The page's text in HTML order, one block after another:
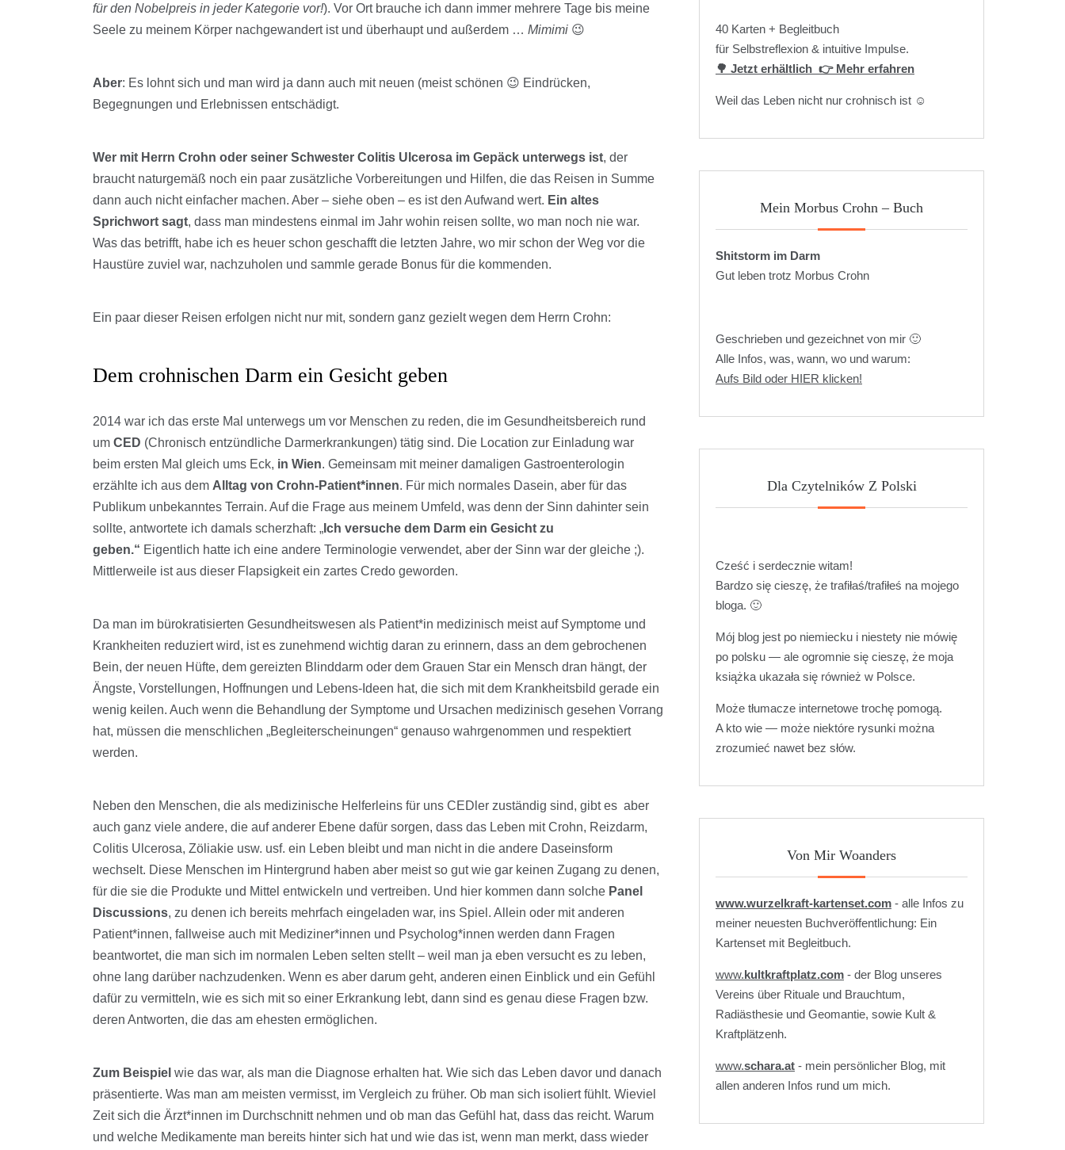
für den Nobelpreis in jeder Kategorie vor!). Vor Ort brauche ich dann immer mehrere Tage bis meine
Seele zu meinem Körper nachgewandert ist und überhaupt und außerdem … Mimimi 😉
Aber: Es lohnt sich und man wird ja dann auch mit neuen (meist schönen 😉 Eindrücken,
Begegnungen und Erlebnissen entschädigt.
Wer mit Herrn Crohn oder seiner Schwester Colitis Ulcerosa im Gepäck unterwegs ist, der
braucht naturgemäß noch ein paar zusätzliche Vorbereitungen und Hilfen, die das Reisen in Summe
dann auch nicht einfacher machen. Aber – siehe oben – es ist den Aufwand wert. Ein altes
Sprichwort sagt, dass man mindestens einmal im Jahr wohin reisen sollte, wo man noch nie war.
Was das betrifft, habe ich es heuer schon geschafft die letzten Jahre, wo mir schon der Weg vor die
Haustüre zuviel war, nachzuholen und sammle gerade Bonus für die kommenden.
Ein paar dieser Reisen erfolgen nicht nur mit, sondern ganz gezielt wegen dem Herrn Crohn:
Dem crohnischen Darm ein Gesicht geben
2014 war ich das erste Mal unterwegs um vor Menschen zu reden, die im Gesundheitsbereich rund
um CED (Chronisch entzündliche Darmerkrankungen) tätig sind. Die Location zur Einladung war
beim ersten Mal gleich ums Eck, in Wien. Gemeinsam mit meiner damaligen Gastroenterologin
erzählte ich aus dem Alltag von Crohn-Patient*innen. Für mich normales Dasein, aber für das
Publikum unbekanntes Terrain. Auf die Frage aus meinem Umfeld, was denn der Sinn dahinter sein
sollte, antwortete ich damals scherzhaft: „ Ich versuche dem Darm ein Gesicht zu
geben.“ Eigentlich hatte ich eine andere Terminologie verwendet, aber der Sinn war der gleiche ;).
Mittlerweile ist aus dieser Flapsigkeit ein zartes Credo geworden.
Da man im bürokratisierten Gesundheitswesen als Patient*in medizinisch meist auf Symptome und
Krankheiten reduziert wird, ist es zunehmend wichtig daran zu erinnern, dass an dem gebrochenen
Bein, der neuen Hüfte, dem gereizten Blinddarm oder dem Grauen Star ein Mensch dran hängt, der
Ängste, Vorstellungen, Hoffnungen und Lebens-Ideen hat, die sich mit dem Krankheitsbild gerade ein
wenig keilen. Auch wenn die Behandlung der Symptome und Ursachen medizinisch gesehen Vorrang
hat, müssen die menschlichen „Begleiterscheinungen“ genauso wahrgenommen und respektiert
werden.
Neben den Menschen, die als medizinische Helferleins für uns CEDler zuständig sind, gibt es aber
auch ganz viele andere, die auf anderer Ebene dafür sorgen, dass das Leben mit Crohn, Reizdarm,
Colitis Ulcerosa, Zöliakie usw. usf. ein Leben bleibt und man nicht in die andere Daseinsform
wechselt. Diese Menschen im Hintergrund haben aber meist so gut wie gar keinen Zugang zu denen,
für die sie die Produkte und Mittel entwickeln und vertreiben. Und hier kommen dann solche Panel
Discussions, zu denen ich bereits mehrfach eingeladen war, ins Spiel. Allein oder mit anderen
Patient*innen, fallweise auch mit Mediziner*innen und Psycholog*innen werden dann Fragen
beantwortet, die man sich im normalen Leben selten stellt – weil man ja eben versucht es zu leben,
ohne lang darüber nachzudenken. Wenn es aber darum geht, anderen einen Einblick und ein Gefühl
dafür zu vermitteln, wie es sich mit so einer Erkrankung lebt, dann sind es genau diese Fragen bzw.
deren Antworten, die das am ehesten ermöglichen.
Zum Beispiel wie das war, als man die Diagnose erhalten hat. Wie sich das Leben davor und danach
präsentierte. Was man am meisten vermisst, im Vergleich zu früher. Ob man sich isoliert fühlt. Wieviel
Zeit sich die Ärzt*innen im Durchschnitt nehmen und ob man das Gefühl hat, dass das reicht. Warum
und welche Medikamente man bereits hinter sich hat und wie das ist, wenn man merkt, dass wieder
40 Karten + Begleitbuch
für Selbstreflexion & intuitive Impulse.
🌳 Jetzt erhältlich 👉 Mehr erfahren
Weil das Leben nicht nur crohnisch ist ☺️
Mein Morbus Crohn – Buch
Shitstorm im Darm
Gut leben trotz Morbus Crohn
Geschrieben und gezeichnet von mir 🙂
Alle Infos, was, wann, wo und warum:
Aufs Bild oder HIER klicken!
Dla Czytelników Z Polski
Cześć i serdecznie witam!
Bardzo się cieszę, że trafiłaś/trafiłeś na mojego
bloga. 🙂
Mój blog jest po niemiecku i niestety nie mówię
po polsku — ale ogromnie się cieszę, że moja
książka ukazała się również w Polsce.
Może tłumacze internetowe trochę pomogą.
A kto wie — może niektóre rysunki można
zrozumieć nawet bez słów.
Von Mir Woanders
www.wurzelkraft-kartenset.com - alle Infos zu
meiner neuesten Buchveröffentlichung: Ein
Kartenset mit Begleitbuch.
www.kultkraftplatz.com - der Blog unseres
Vereins über Rituale und Brauchtum,
Radiästhesie und Geomantie, sowie Kult &
Kraftplätzenh.
www.schara.at - mein persönlicher Blog, mit
allen anderen Infos rund um mich.